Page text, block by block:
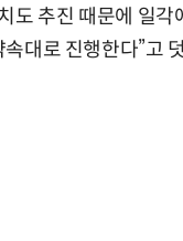
도 추진 때문에 일
대로 진행한다”고